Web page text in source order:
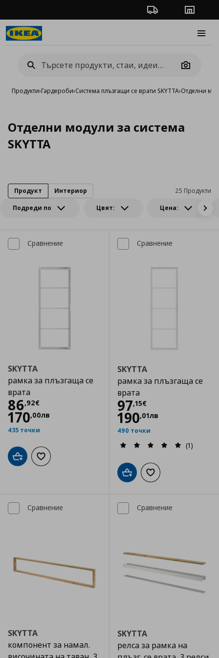
Проследяване на
Camera
Продукти›Гардероби›Система плъзгащи се врати SKYTTA›Отделни
Отделни модули за система
SKYTTA
Подреди по Цвят: Цена:
25 Продукти
Продукт Интериор
Сравнение
SKYTTA
рамка за плъзгаща се
врата
86,92€
Цена
170,00лв
435 точки
Добави в кошницата
Добави към списъка с любими
Сравнение
SKYTTA
рамка за плъзгаща се
врата
97,15€
Цена
190,01лв
490 точки
(1)
Добави в кошницата
Добави към
Сравнение
SKYTTA
компонент за намал.
Сравнение
SKYTTA
релса за рамка на